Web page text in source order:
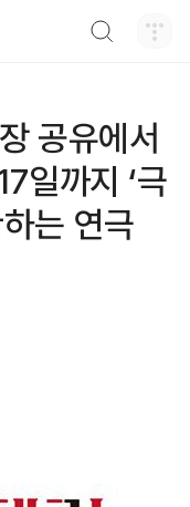
공유에서
일까지 ‘극
는 연극